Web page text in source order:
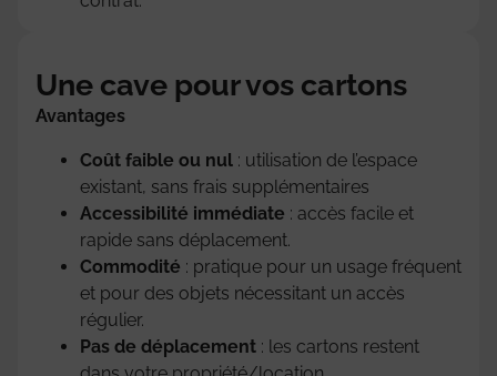
Une cave pour vos cartons
Avantages
Coût faible ou nul : utilisation de l’espace
existant, sans frais supplémentaires
Accessibilité immédiate : accès facile et
rapide sans déplacement.
Commodité : pratique pour un usage fréquent
et pour des objets nécessitant un accès
régulier.
Pas de déplacement : les cartons restent